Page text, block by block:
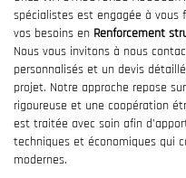
spécialistes est engagée à vous
vos besoins en Renforcement
Nous vous invitons à nous
personnalisés et un devis
projet. Notre approche repose
rigoureuse et une coopération
est traitée avec soin afin
techniques et économiques qui
modernes.